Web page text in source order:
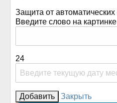
Защита от
Введите слово на картинке
24
Закрыть